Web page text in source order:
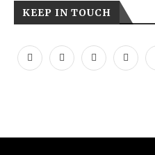
KEEP IN TOUCH